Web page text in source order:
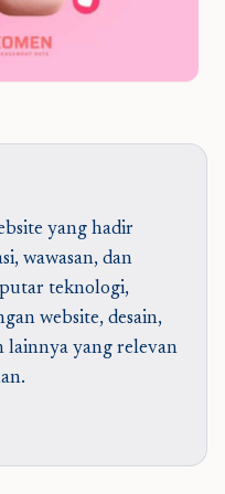
yang hadir
wawasan, dan
teknologi,
website, desain,
lainnya yang relevan